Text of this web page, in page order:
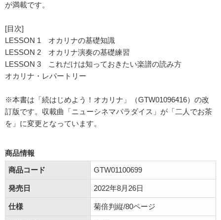
が満載です。
[目次]
LESSON 1 オカリナの基礎知識
LESSON 2 オカリナ演奏の基礎練習
LESSON 3 これだけは知っておきたい楽譜の読み方
オカリナ・レパートリー
※本書は「続はじめよう！オカリナ」（GTW01096416）の改
訂版です。収載曲「ニューシネマパラダイス」が「二人でお茶
を」に変更となっています。
商品情報
商品コード
GTW01100699
発売日 2022年8月26日
仕様 菊倍判縦/80ページ